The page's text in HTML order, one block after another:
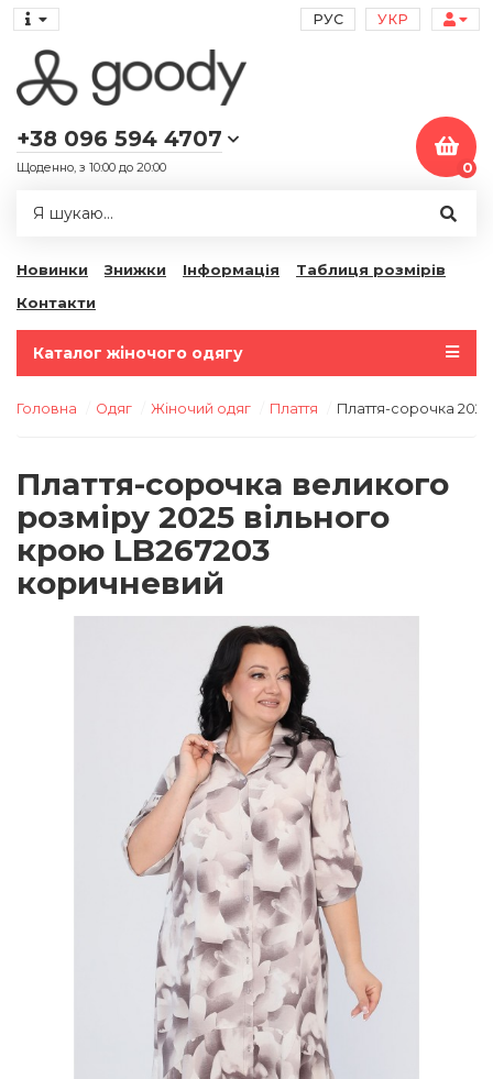
РУС УКР
+38 096 594 4707
Щоденно, з 10:00 до 20:00 0
Новинки Знижки Інформація
Таблиця розмірів
Контакти
Каталог жіночого одягу
Головна Одяг Жіночий одяг Плаття Плаття-сорочка
Плаття-сорочка великого
розміру 2025 вільного
крою LB267203
коричневий